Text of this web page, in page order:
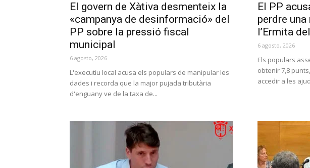
El govern de Xàtiva desmenteix la
«campanya de desinformació» del
PP sobre la pressió fiscal
municipal
6 agosto, 2026
L'executiu local acusa els populars de manipular les
dades i recorda que la major pujada tributària
d'enguany ve de la taxa de...
El PP
perdre
l’Ermita
6 agosto, 2026
Els populars
obtenir 7,8
accedir a les